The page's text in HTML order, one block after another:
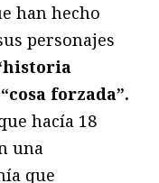
han hecho
personajes
forzada”.
hacía 18
una
que